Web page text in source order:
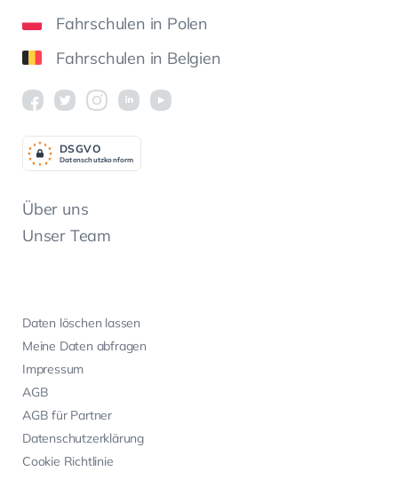
Fahrschulen in Polen
Fahrschulen in Belgien
Über uns
Unser Team
Daten löschen lassen
Meine Daten abfragen
Impressum
AGB
AGB für Partner
Datenschutzerklärung
Cookie Richtlinie
Datenschutzkonform
DSGVO